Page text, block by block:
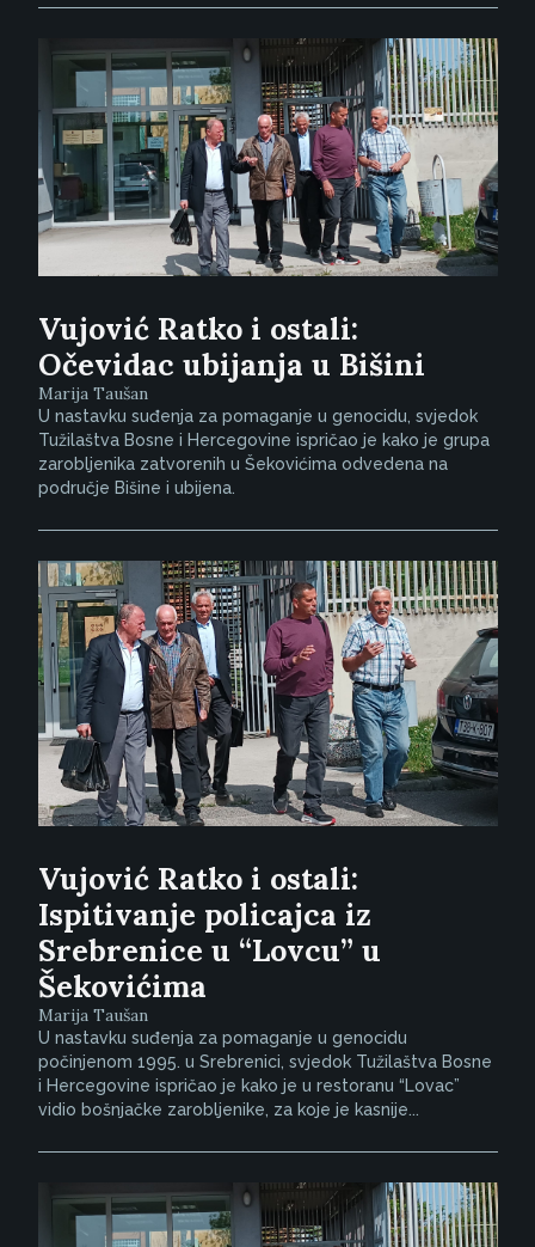
Vujović Ratko i ostali:
Očevidac ubijanja u Bišini
Marija Taušan
U nastavku suđenja za pomaganje u genocidu, svjedok
Tužilaštva Bosne i Hercegovine ispričao je kako je grupa
zarobljenika zatvorenih u Šekovićima odvedena na
područje Bišine i ubijena.
Vujović Ratko i ostali:
Ispitivanje policajca iz
Srebrenice u “Lovcu” u
Šekovićima
Marija Taušan
U nastavku suđenja za pomaganje u genocidu
počinjenom 1995. u Srebrenici, svjedok Tužilaštva Bosne
i Hercegovine ispričao je kako je u restoranu “Lovac”
vidio bošnjačke zarobljenike, za koje je kasnije...